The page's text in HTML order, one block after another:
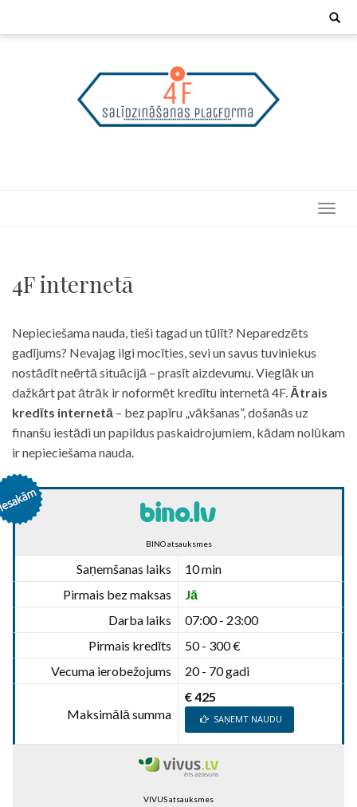
Search
4F internetā
Nepieciešama nauda, tieši tagad un tūlīt? Neparedzēts
gadījums? Nevajag ilgi mocīties, sevi un savus tuviniekus
nostādīt neērtā situācijā – prasīt aizdevumu. Vieglāk un
dažkārt pat ātrāk ir noformēt kredītu internetā 4F. Ātrais
kredīts internetā – bez papīru „vākšanas”, došanās uz
finanšu iestādi un papildus paskaidrojumiem, kādam nolūkam
ir nepieciešama nauda.
BINO atsauksmes
Saņemšanas laiks
10 min
Pirmais bez maksas
Jā
Darba laiks
07:00 - 23:00
Pirmais kredīts
50 - 300 €
Vecuma ierobežojums
20 - 70 gadi
Maksimālā summa
€ 425
SAŅEMT NAUDU
VIVUS atsauksmes